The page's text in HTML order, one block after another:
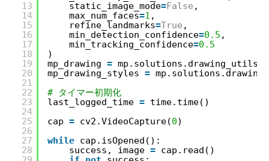
13
14
15
16
17
18
19
20
21
22
23
24
25
26
27
28
static_image_mode=False ,
max_num_faces=1 ,
refine_landmarks=True ,
min_detection_confidence=0.5 ,
min_tracking_confidence=0.5
)
mp_drawing = mp.solutions.drawing_utils
mp_drawing_styles =
# タイマー初期化
last_logged_time = time.time()
cap = cv2.VideoCapture(0)
while cap.isOpened():
success, image = cap.read()